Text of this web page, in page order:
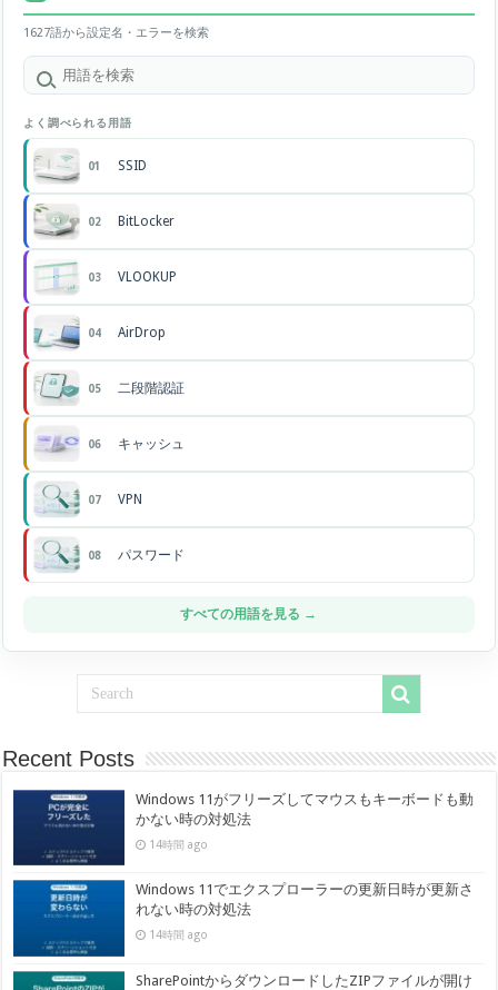
1627語から設定名・エラーを検索
よく調べられる用語
01 SSID
02 BitLocker
03 VLOOKUP
04 AirDrop
05 二段階認証
06 キャッシュ
07 VPN
08 パスワード
すべての用語を見る →
Recent Posts
Windows 11がフリーズしてマウスもキーボードも動
かない時の対処法
14時間 ago
Windows 11でエクスプローラーの更新日時が更新さ
れない時の対処法
14時間 ago
SharePointからダウンロードしたZIPファイルが開け